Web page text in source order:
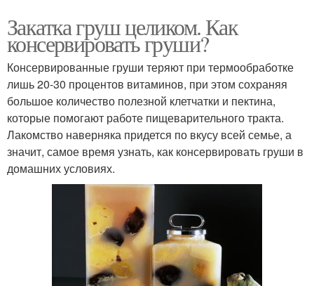
Закатка груш целиком. Как
консервировать груши?
Консервированные груши теряют при термообработке
лишь 20-30 процентов витаминов, при этом сохраняя
большое количество полезной клетчатки и пектина,
которые помогают работе пищеварительного тракта.
Лакомство наверняка придется по вкусу всей семье, а
значит, самое время узнать, как консервировать груши в
домашних условиях.